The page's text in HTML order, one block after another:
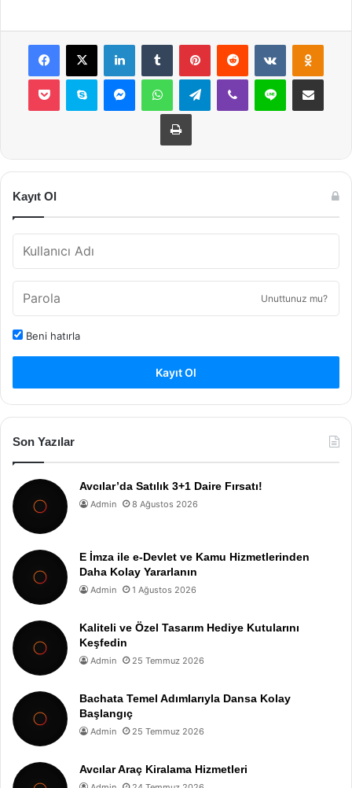
Facebook
X LinkedInTumblr PinterestReddit VKontakte
Pocket Skype MessengerWhatsAppTelegramViber Line E-Posta ile
Yazdır
Kayıt Ol
Unuttunuz mu?
Beni hatırla
Kayıt Ol
Son Yazılar
Avcılar’da Satılık 3+1 Daire Fırsatı!
Admin 8 Ağustos 2026
E İmza ile e-Devlet ve Kamu Hizmetlerinden
Daha Kolay Yararlanın
Admin 1 Ağustos 2026
Kaliteli ve Özel Tasarım Hediye Kutularını
Keşfedin
Admin 25 Temmuz 2026
Bachata Temel Adımlarıyla Dansa Kolay
Başlangıç
Admin 25 Temmuz 2026
Avcılar Araç Kiralama Hizmetleri